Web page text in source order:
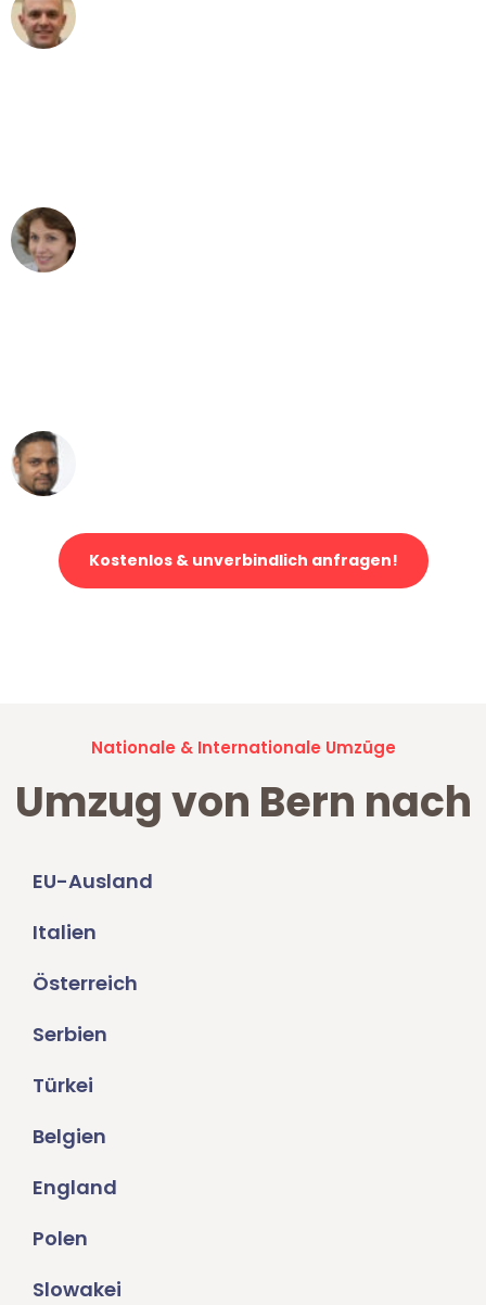
Kostenlos & unverbindlich anfragen!
Nationale & Internationale Umzüge
Umzug von Bern nach
EU-Ausland
Italien
Österreich
Serbien
Türkei
Belgien
England
Polen
Slowakei